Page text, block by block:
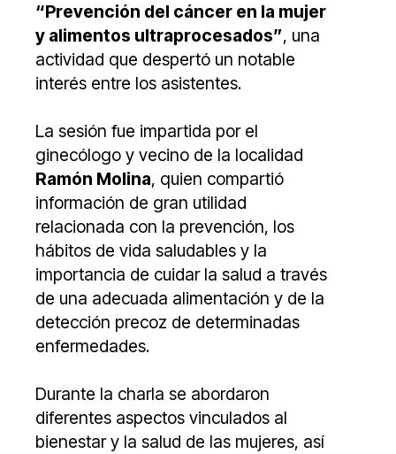
“Prevención del cáncer en la mujer
y alimentos ultraprocesados”, una
actividad que despertó un notable
interés entre los asistentes.
La sesión fue impartida por el
ginecólogo y vecino de la localidad
Ramón Molina, quien compartió
información de gran utilidad
relacionada con la prevención, los
hábitos de vida saludables y la
importancia de cuidar la salud a través
de una adecuada alimentación y de la
detección precoz de determinadas
enfermedades.
Durante la charla se abordaron
diferentes aspectos vinculados al
bienestar y la salud de las mujeres, así